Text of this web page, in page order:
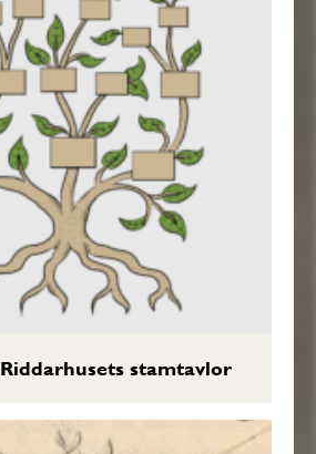
Riddarhusets stamtavlor